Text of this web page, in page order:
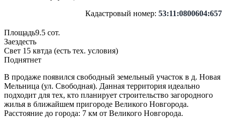
Кадастровый номер: 53:11:0800604:657
Площадь9.5 сот.
Заездесть
Свет 15 квтда (есть тех. условия)
Поднятнет
В продаже появился свободный земельный участок в д. Новая
Мельница (ул. Свободная). Данная территория идеально
подходит для тех, кто планирует строительство загородного
жилья в ближайшем пригороде Великого Новгорода.
Расстояние до города: 7 км от Великого Новгорода.